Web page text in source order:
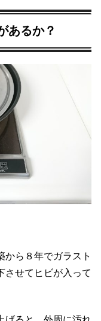
あるか？
から８年でガラスト
させてヒビが入って